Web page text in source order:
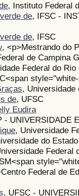
, Instituto Federal
de, IFSC -
de, IFSC
, <p>Mestrando do
de Campina
Federal do Rio
, Universidade
de, UFSC
Eudira
- UNIVERSIDADE
, Universidade
do
Federal
Federal de
, UFSC -